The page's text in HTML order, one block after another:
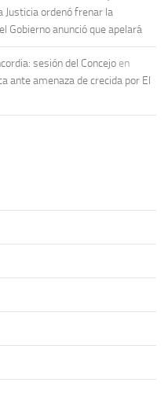
Justicia ordenó frenar la
Gobierno anunció que apelará
sesión del Concejo en
ante amenaza de crecida por El